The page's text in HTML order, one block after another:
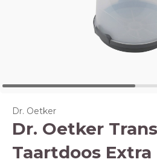
Dr. Oetker
Dr. Oetker
Taartdoos